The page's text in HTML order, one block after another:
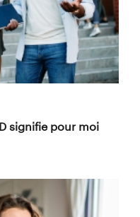
signifie pour moi